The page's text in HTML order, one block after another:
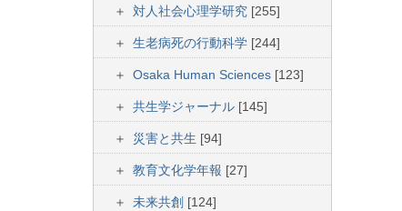
対人社会心理学研究 [255]
生老病死の行動科学 [244]
Osaka Human Sciences [123]
共生学ジャーナル [145]
災害と共生 [94]
教育文化学年報 [27]
未来共創 [124]